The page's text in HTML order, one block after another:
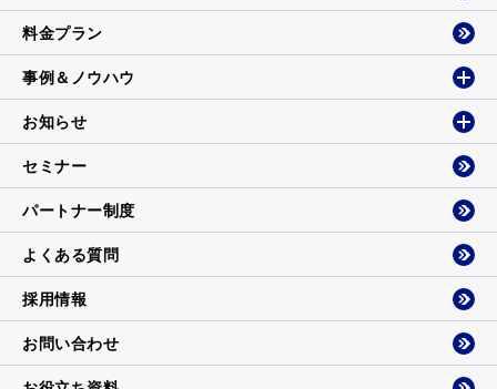
料金プラン
事例＆ノウハウ
お知らせ
セミナー
パートナー制度
よくある質問
採用情報
お問い合わせ